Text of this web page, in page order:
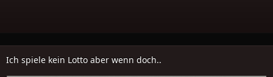
Ich spiele kein Lotto aber wenn doch..